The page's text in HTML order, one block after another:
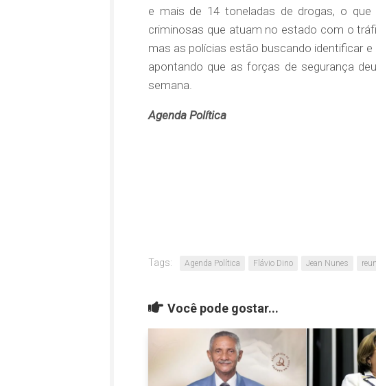
e mais de 14 toneladas de drogas, o que
criminosas que atuam no estado com o
mas as polícias estão buscando identificar
apontando que as forças de segurança
semana.
Agenda Política
Tags: Agenda Política Flávio Dino Jean Nunes
Você pode gostar...